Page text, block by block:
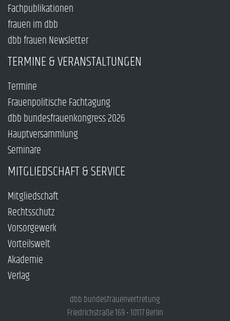
Fachpublikationen
frauen im dbb
dbb frauen Newsletter
TERMINE & VERANSTALTUNGEN
Termine
Frauenpolitische Fachtagung
dbb bundesfrauenkongress 2026
Hauptversammlung
Seminare
MITGLIEDSCHAFT & SERVICE
Mitgliedschaft
Rechtsschutz
Vorsorgewerk
Vorteilswelt
Akademie
Verlag
dbb bundesfrauenvertretung
Friedrichstraße 169 • 10117 Berlin